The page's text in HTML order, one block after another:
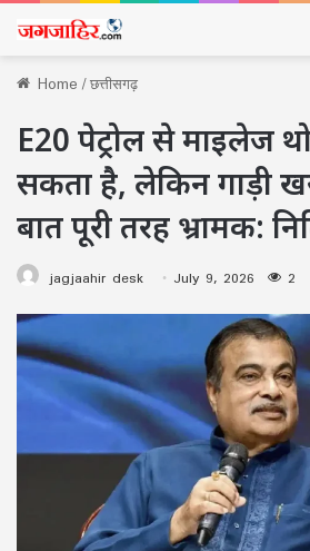
Home/छत्तीसगढ़
E20 पेट्रोल से माइलेज
सकता है, लेकिन गाड़ी
बात पूरी तरह भ्रामक:
jagjaahir desk July 9, 2026 2